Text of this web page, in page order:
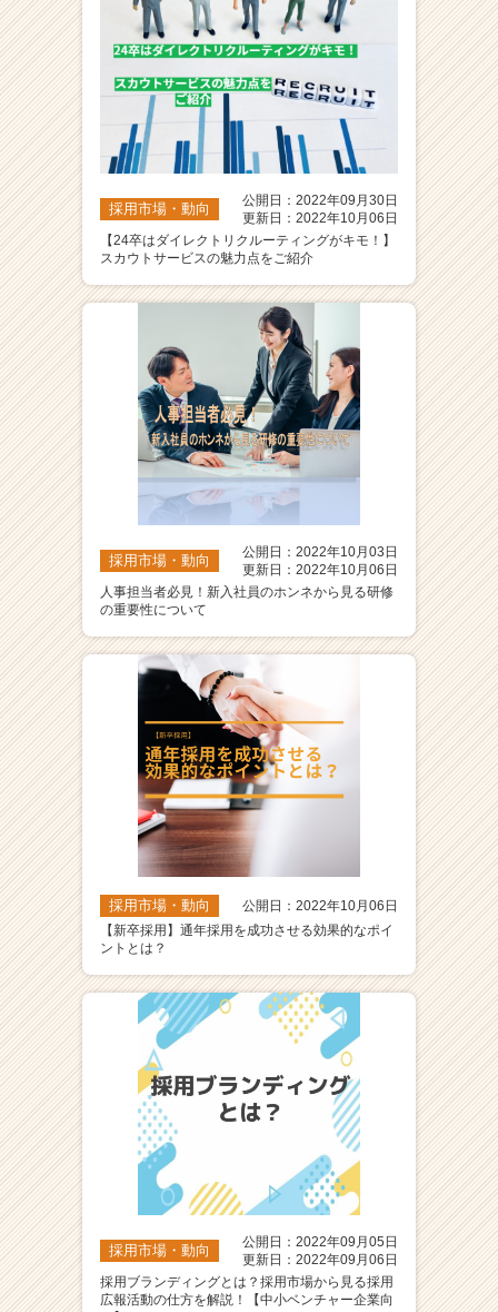
採用市場・動向
公開日：2022年09月30日
更新日：2022年10月06日
【24卒はダイレクトリクルーティングがキモ！】
スカウトサービスの魅力点をご紹介
採用市場・動向
公開日：2022年10月03日
更新日：2022年10月06日
人事担当者必見！新入社員のホンネから見る研修
の重要性について
採用市場・動向
公開日：2022年10月06日
【新卒採用】通年採用を成功させる効果的なポイ
ントとは？
採用市場・動向
公開日：2022年09月05日
更新日：2022年09月06日
採用ブランディングとは？採用市場から見る採用
広報活動の仕方を解説！【中小ベンチャー企業向